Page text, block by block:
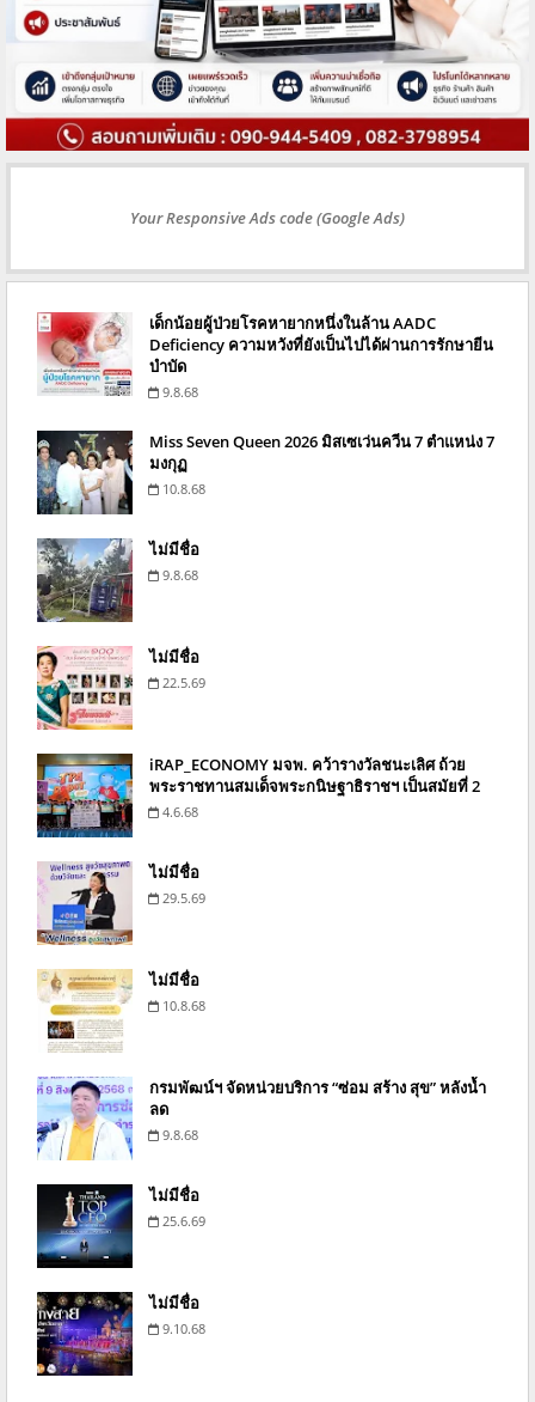
Your Responsive Ads code (Google Ads)
เด็กน้อยผู้ป่วยโรคหายากหนึ่งในล้าน AADC
Deficiency ความหวังที่ยังเป็นไปได้ผ่านการรักษายีน
บำบัด
9.8.68
Miss Seven Queen 2026 มิสเซเว่นควีน 7 ตำแหน่ง 7
มงกุฏ
10.8.68
ไม่มีชื่อ
9.8.68
ไม่มีชื่อ
22.5.69
iRAP_ECONOMY มจพ. คว้ารางวัลชนะเลิศ ถ้วย
พระราชทานสมเด็จพระกนิษฐาธิราชฯ เป็นสมัยที่ 2
4.6.68
ไม่มีชื่อ
29.5.69
ไม่มีชื่อ
10.8.68
กรมพัฒน์ฯ จัดหน่วยบริการ “ซ่อม สร้าง สุข” หลังน้ำ
ลด
9.8.68
ไม่มีชื่อ
25.6.69
ไม่มีชื่อ
9.10.68